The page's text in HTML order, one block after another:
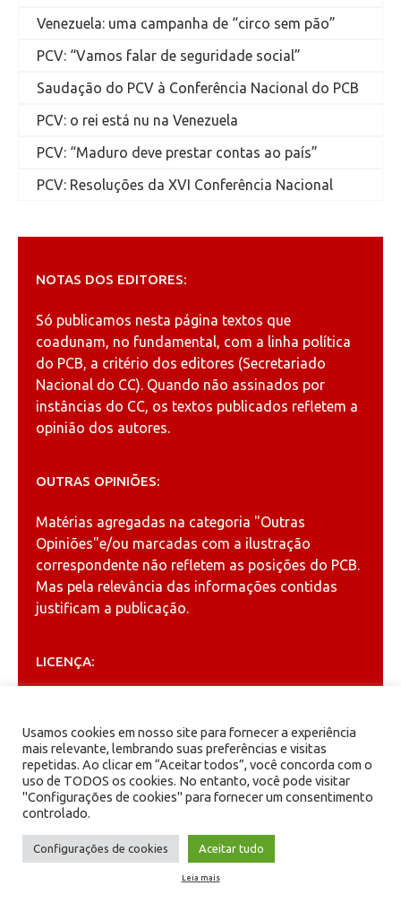
Venezuela: uma campanha de “circo sem pão”
PCV: “Vamos falar de seguridade social”
Saudação do PCV à Conferência Nacional do PCB
PCV: o rei está nu na Venezuela
PCV: “Maduro deve prestar contas ao país”
PCV: Resoluções da XVI Conferência Nacional
NOTAS DOS EDITORES:
Só publicamos nesta página textos que
coadunam, no fundamental, com a linha política
do PCB, a critério dos editores (Secretariado
Nacional do CC). Quando não assinados por
instâncias do CC, os textos publicados refletem a
opinião dos autores.
OUTRAS OPINIÕES:
Matérias agregadas na categoria "Outras
Opiniões"e/ou marcadas com a ilustração
correspondente não refletem as posições do PCB.
Mas pela relevância das informações contidas
justificam a publicação.
LICENÇA:
Creative Commons
ARQUIVOS
Arquivos
PCB - Partido Comunista Brasileiro.
Usamos cookies em nosso site para fornecer a experiência
mais relevante, lembrando suas preferências e visitas
repetidas. Ao clicar em “Aceitar todos”, você concorda com o
uso de TODOS os cookies. No entanto, você pode visitar
"Configurações de cookies" para fornecer um consentimento
controlado.
Configurações de cookies Aceitar tudo
Leia mais